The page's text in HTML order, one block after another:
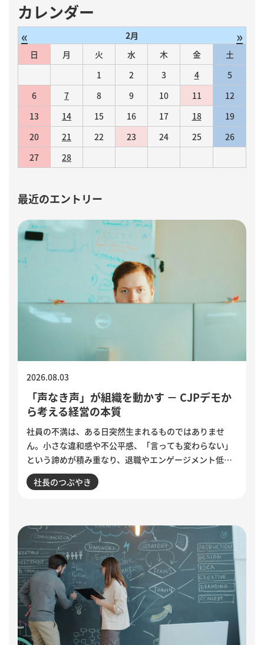
カレンダー
« 2月 »
日 月 火 水 木 金
土
1
2 3 4
5
6
7 8 9 10 11
12
13
14 15 16 17 18
19
20
21 22 23 24 25
26
27
28
最近のエントリー
「声なき声」が組織を動かす － CJPデモか
ら考える経営の本質
2026.08.03
社員の不満は、ある日突然生まれるものではありませ
ん。小さな違和感や不公平感、「言っても変わらない」
という諦めが積み重なり、退職やエンゲージメント低下
として表面化します。インドで若者の抗議運動が教育相
の辞任につながった出来事から、組織に潜む「声なき
社長のつぶやき